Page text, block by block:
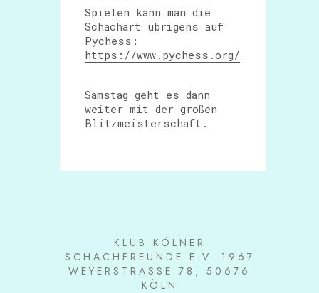
Spielen kann man die
Schachart übrigens auf
Pychess:
https://www.pychess.org/
Samstag geht es dann
weiter mit der großen
Blitzmeisterschaft.
KLUB KÖLNER
SCHACHFREUNDE E.V. 1967
WEYERSTRASSE 78, 50676 K
ÖLN